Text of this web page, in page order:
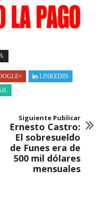
LINKEDIN
Siguiente Publicar
Ernesto Castro:
El sobresueldo
de Funes era de
500 mil dólares
mensuales